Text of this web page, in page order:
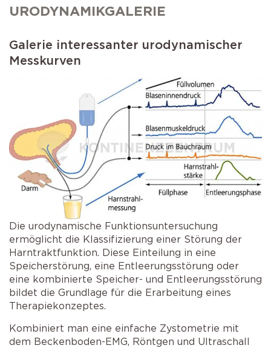
URODYNAMIKGALERIE
Galerie interessanter urodynamischer
Messkurven
Die urodynamische Funktionsuntersuchung
ermöglicht die Klassifizierung einer Störung der
Harntraktfunktion. Diese Einteilung in eine
Speicherstörung, eine Entleerungsstörung oder
eine kombinierte Speicher- und Entleerungsstörung
bildet die Grundlage für die Erarbeitung eines
Therapiekonzeptes.
Kombiniert man eine einfache Zystometrie mit
dem Beckenboden-EMG, Röntgen und Ultraschall
Selbstkatheterismus
Victo & Victo plus
Schliessmuskelprothese
Operationen der Prostata